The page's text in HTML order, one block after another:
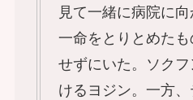
見て一緒に病院に
一命をとりとめた
せずにいた。ソク
けるヨジン。一方